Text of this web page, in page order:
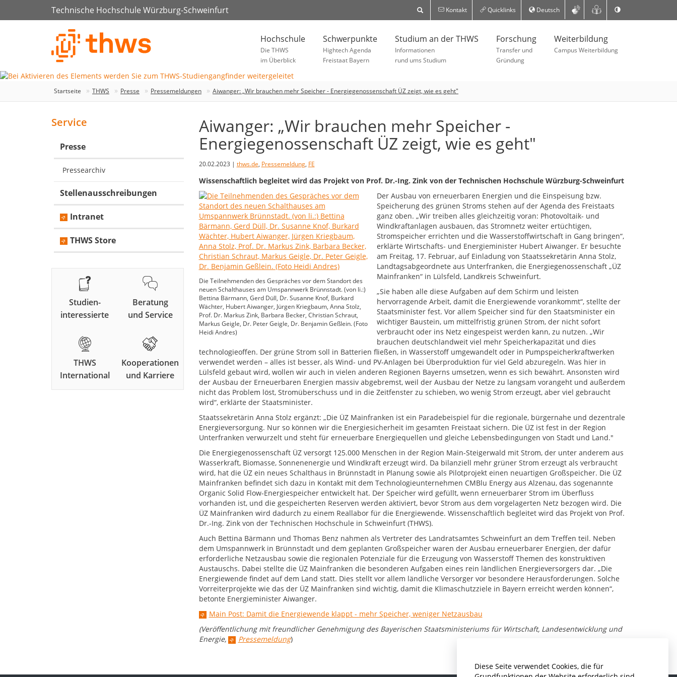
Diese Seite verwendet Cookies, die für
Technische Hochschule Würzburg-Schweinfurt Kontakt Quicklinks Deutsch
Hochschule
Die THWS
im Überblick
Schwerpunkte
Hightech Agenda
Freistaat Bayern
Studium an der THWS
Informationen
rund ums Studium
Forschung
Transfer und
Gründung
Weiterbildung
Campus Weiterbildung
Startseite THWS Presse Pressemeldungen Aiwanger: „Wir brauchen mehr Speicher - Energiegenossenschaft ÜZ zeigt, wie es geht"
Aiwanger: „Wir brauchen mehr Speicher -
Energiegenossenschaft ÜZ zeigt, wie es geht"
20.02.2023 | thws.de, Pressemeldung, FE
Wissenschaftlich begleitet wird das Projekt von Prof. Dr.-Ing. Zink von der Technischen Hochschule Würzburg-Schweinfurt
Die Teilnehmenden des Gespräches vor dem Standort des
neuen Schalthauses am Umspannwerk Brünnstadt. (von li.:)
Bettina Bärmann, Gerd Düll, Dr. Susanne Knof, Burkard
Wächter, Hubert Aiwanger, Jürgen Kriegbaum, Anna Stolz,
Prof. Dr. Markus Zink, Barbara Becker, Christian Schraut,
Markus Geigle, Dr. Peter Geigle, Dr. Benjamin Geßlein. (Foto
Heidi Andres)
Der Ausbau von erneuerbaren Energien und die Einspeisung bzw.
Speicherung des grünen Stroms stehen auf der Agenda des Freistaats
ganz oben. „Wir treiben alles gleichzeitig voran: Photovoltaik- und
Windkraftanlagen ausbauen, das Stromnetz weiter ertüchtigen,
Stromspeicher errichten und die Wasserstoffwirtschaft in Gang bringen“,
erklärte Wirtschafts- und Energieminister Hubert Aiwanger. Er besuchte
am Freitag, 17. Februar, auf Einladung von Staatssekretärin Anna Stolz,
Landtagsabgeordnete aus Unterfranken, die Energiegenossenschaft „ÜZ
Mainfranken“ in Lülsfeld, Landkreis Schweinfurt.
„Sie haben alle diese Aufgaben auf dem Schirm und leisten
hervorragende Arbeit, damit die Energiewende vorankommt“, stellte der
Staatsminister fest. Vor allem Speicher sind für den Staatsminister ein
wichtiger Baustein, um mittelfristig grünen Strom, der nicht sofort
verbraucht oder ins Netz eingespeist werden kann, zu nutzen. „Wir
brauchen deutschlandweit viel mehr Speicherkapazität und dies
technologieoffen. Der grüne Strom soll in Batterien fließen, in Wasserstoff umgewandelt oder in Pumpspeicherkraftwerken
verwendet werden – alles ist besser, als Wind- und PV-Anlagen bei Überproduktion für viel Geld abzuregeln. Was hier in
Lülsfeld gebaut wird, wollen wir auch in vielen anderen Regionen Bayerns umsetzen, wenn es sich bewährt. Ansonsten wird
der Ausbau der Erneuerbaren Energien massiv abgebremst, weil der Ausbau der Netze zu langsam vorangeht und außerdem
nicht das Problem löst, Stromüberschuss und in die Zeitfenster zu schieben, wo wenig Strom erzeugt, aber viel gebraucht
wird“, erklärte der Staatsminister.
Staatssekretärin Anna Stolz ergänzt: „Die ÜZ Mainfranken ist ein Paradebeispiel für die regionale, bürgernahe und dezentrale
Energieversorgung. Nur so können wir die Energiesicherheit im gesamten Freistaat sichern. Die ÜZ ist fest in der Region
Unterfranken verwurzelt und steht für erneuerbare Energiequellen und gleiche Lebensbedingungen von Stadt und Land."
Die Energiegenossenschaft ÜZ versorgt 125.000 Menschen in der Region Main-Steigerwald mit Strom, der unter anderem aus
Wasserkraft, Biomasse, Sonnenenergie und Windkraft erzeugt wird. Da bilanziell mehr grüner Strom erzeugt als verbraucht
wird, hat die ÜZ ein neues Schalthaus in Brünnstadt in Planung sowie als Pilotprojekt einen neuartigen Großspeicher. Die ÜZ
Mainfranken befindet sich dazu in Kontakt mit dem Technologieunternehmen CMBlu Energy aus Alzenau, das sogenannte
Organic Solid Flow-Energiespeicher entwickelt hat. Der Speicher wird gefüllt, wenn erneuerbarer Strom im Überfluss
vorhanden ist, und die gespeicherten Reserven werden aktiviert, bevor Strom aus dem vorgelagerten Netz bezogen wird. Die
ÜZ Mainfranken wird dadurch zu einem Reallabor für die Energiewende. Wissenschaftlich begleitet wird das Projekt von Prof.
Dr.-Ing. Zink von der Technischen Hochschule in Schweinfurt (THWS).
Auch Bettina Bärmann und Thomas Benz nahmen als Vertreter des Landratsamtes Schweinfurt an dem Treffen teil. Neben
dem Umspannwerk in Brünnstadt und dem geplanten Großspeicher waren der Ausbau erneuerbarer Energien, der dafür
erforderliche Netzausbau sowie die regionalen Potenziale für die Erzeugung von Wasserstoff Themen des konstruktiven
Austauschs. Dabei stellte die ÜZ Mainfranken die besonderen Aufgaben eines rein ländlichen Energieversorgers dar. „Die
Energiewende findet auf dem Land statt. Dies stellt vor allem ländliche Versorger vor besondere Herausforderungen. Solche
Vorreiterprojekte wie das der ÜZ Mainfranken sind wichtig, damit die Klimaschutzziele in Bayern erreicht werden können“,
betonte Energieminister Aiwanger.
Main Post: Damit die Energiewende klappt - mehr Speicher, weniger Netzausbau
(Veröffentlichung mit freundlicher Genehmigung des Bayerischen Staatsministeriums für Wirtschaft, Landesentwicklung und
Energie,
Pressemeldung)
Service
Presse
Pressearchiv
Stellenausschreibungen
Intranet
THWS Store
Studien-
interessierte
Beratung
und Service
THWS
International
Kooperationen
und Karriere